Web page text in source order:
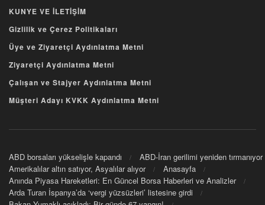
KUNYE VE İLETİŞİM
Gizlilik ve Çerez Politikaları
Üye ve Ziyaretçi Aydınlatma Metni
Ziyaretçi Aydınlatma Metni
Çalışan ve Stajyer Aydınlatma Metni
Müşteri Adayı KVKK Aydınlatma Metni
ABD borsaları yükselişle kapandı
ABD-İran gerilimi yeniden tırmanıyor
Amerikalılar altın satıyor, Asyalılar alıyor
Anasayfa
Anında Piyasa Hareketleri: En Güncel Borsa Haberleri ve Analizler
Arda Turan İspanya’da ‘vergi yüzsüzleri’ listesine girdi